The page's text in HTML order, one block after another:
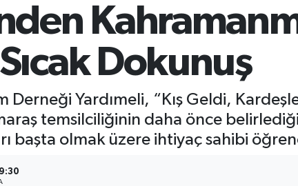
EURO
Dokunuş
Derneği Yardımeli, “Kış Geldi,
temsilciliğinin daha önce
başta olmak üzere ihtiyaç sahibi